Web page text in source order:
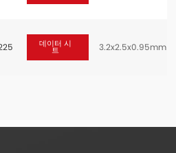
데이터 시
트 3.2x2.5x0.95mm